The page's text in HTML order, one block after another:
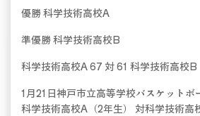
優勝 科学技術高校A
準優勝 科学技術高校B
科学技術高校A 67 対 61 科学技術高校B
1月21日神戸市立高等学校バスケットボ
科学技術高校A（2年生） 対科学技術高